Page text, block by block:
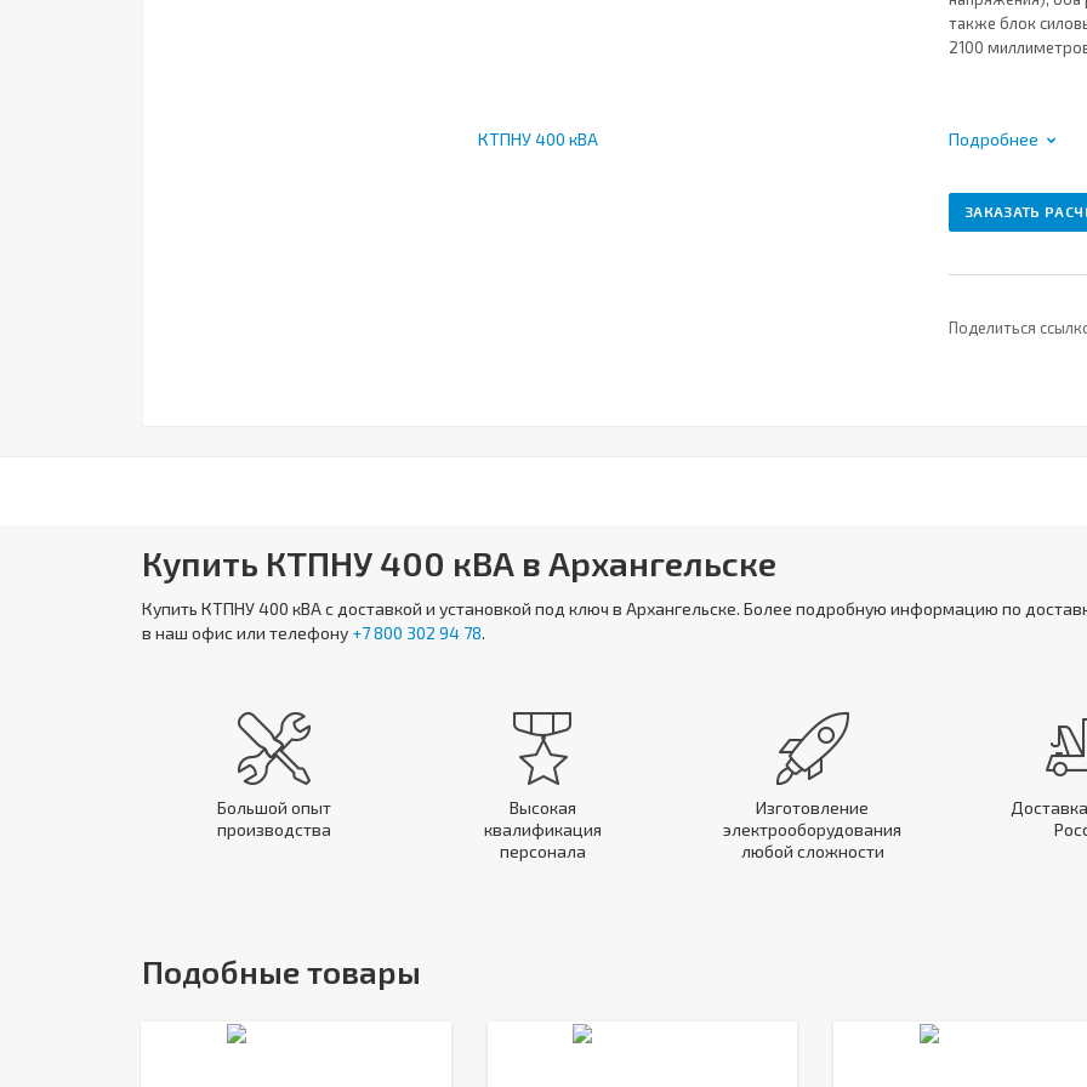
также блок
2100
Подробнее
ЗАКАЗАТЬ
Поделиться
Купить КТПНУ 400 кВА в Архангельске
Купить КТПНУ 400 кВАс доставкой и установкой под ключ в Архангельске. Более подробную информацию по
в наш офис или телефону +7 800 302 94 78.
Большой опыт
производства
Высокая
квалификация
персонала
Изготовление
электрооборудования
любой сложности
Подобные товары